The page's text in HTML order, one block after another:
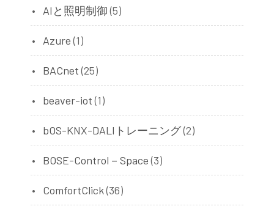
AIと照明制御(5)
Azure(1)
BACnet(25)
beaver-iot(1)
bOS-KNX-DALIトレーニング(2)
BOSE-Control－Space(3)
ComfortClick(36)